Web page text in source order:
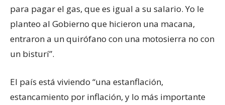
para pagar el gas, que es igual a su salario. Yo le
planteo al Gobierno que hicieron una macana,
entraron a un quirófano con una motosierra no con
un bisturí”.
El país está viviendo “una estanflación,
estancamiento por inflación, y lo más importante